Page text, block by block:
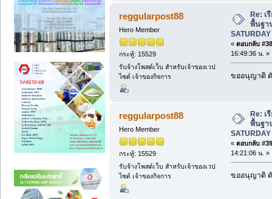
reggularpost88
Hero Member
กระทู้: 15529
รับจ้างโพสต์เว็บ สำหรับเจ้าของเวป
ไซต์ เจ้าของกิจการ
Re: เ
พื้นฐา
« ตอบกลับ
16:49:36 น. »
ขออนุญาติ
reggularpost88
Hero Member
กระทู้: 15529
รับจ้างโพสต์เว็บ สำหรับเจ้าของเวป
ไซต์ เจ้าของกิจการ
Re: เ
พื้นฐา
« ตอบกลับ
14:21:06 น. »
ขออนุญาติ